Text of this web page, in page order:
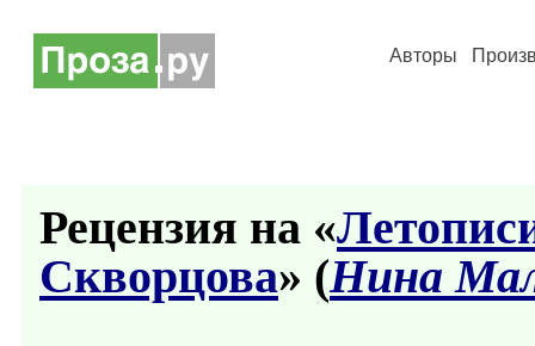
Авторы
Рецензия на «
Скворцова» (Нина